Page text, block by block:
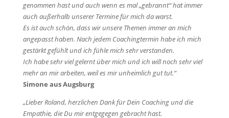
genommen hast undauch wenn es mal „gebrannt“ hat immer
auch außerhalb unserer Termine für mich da warst.
Es ist auch schön, dass wir unsere Themen immer an mich
angepasst haben. Nach jedem Coachingtermin habe ich mich
gestärkt gefühltund ich fühle mich sehr verstanden.
Ich habe sehr vielgelernt über mich und ich will noch sehr viel
mehr an mir arbeiten, weil es mir unheimlich gut tut.“
Simone aus Augsburg
„Lieber Roland, herzlichen Dank für Dein Coachingund die
Empathie, die Du mir entgegegen gebracht hast.